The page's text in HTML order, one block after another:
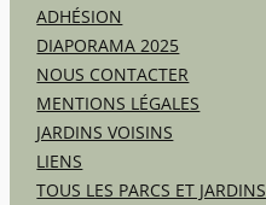
ADHÉSION
DIAPORAMA 2025
NOUS CONTACTER
MENTIONS LÉGALES
JARDINS VOISINS
LIENS
TOUS LES PARCS ET JARDINS